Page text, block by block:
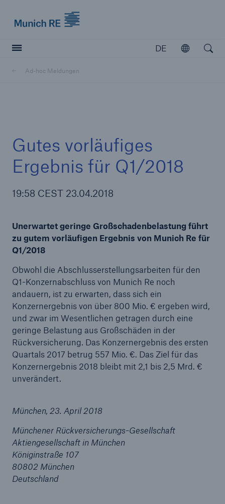
DE
Öffnen
Ad-hoc Meldungen
Gutes vorläufiges
Ergebnis für Q1/2018
19:58 CEST 23.04.2018
Unerwartet geringe Großschadenbelastung führt
zu gutem vorläufigen Ergebnis von Munich Re für
Q1/2018
Obwohl die Abschlusserstellungsarbeiten für den
Q1-Konzernabschluss von Munich Re noch
andauern, ist zu erwarten, dass sich ein
Konzernergebnis von über 800 Mio. € ergeben wird,
und zwar im Wesentlichen getragen durch eine
geringe Belastung aus Großschäden in der
Rückversicherung. Das Konzernergebnis des ersten
Quartals 2017 betrug 557 Mio. €. Das Ziel für das
Konzernergebnis 2018 bleibt mit 2,1 bis 2,5 Mrd. €
unverändert.
München, 23. April 2018
Münchener Rückversicherungs-Gesellschaft
Aktiengesellschaft in München
Königinstraße 107
80802 München
Deutschland
Tech Trend Radar 2026
Our expert perspective for insurance
Reinsurance Property/Casualty